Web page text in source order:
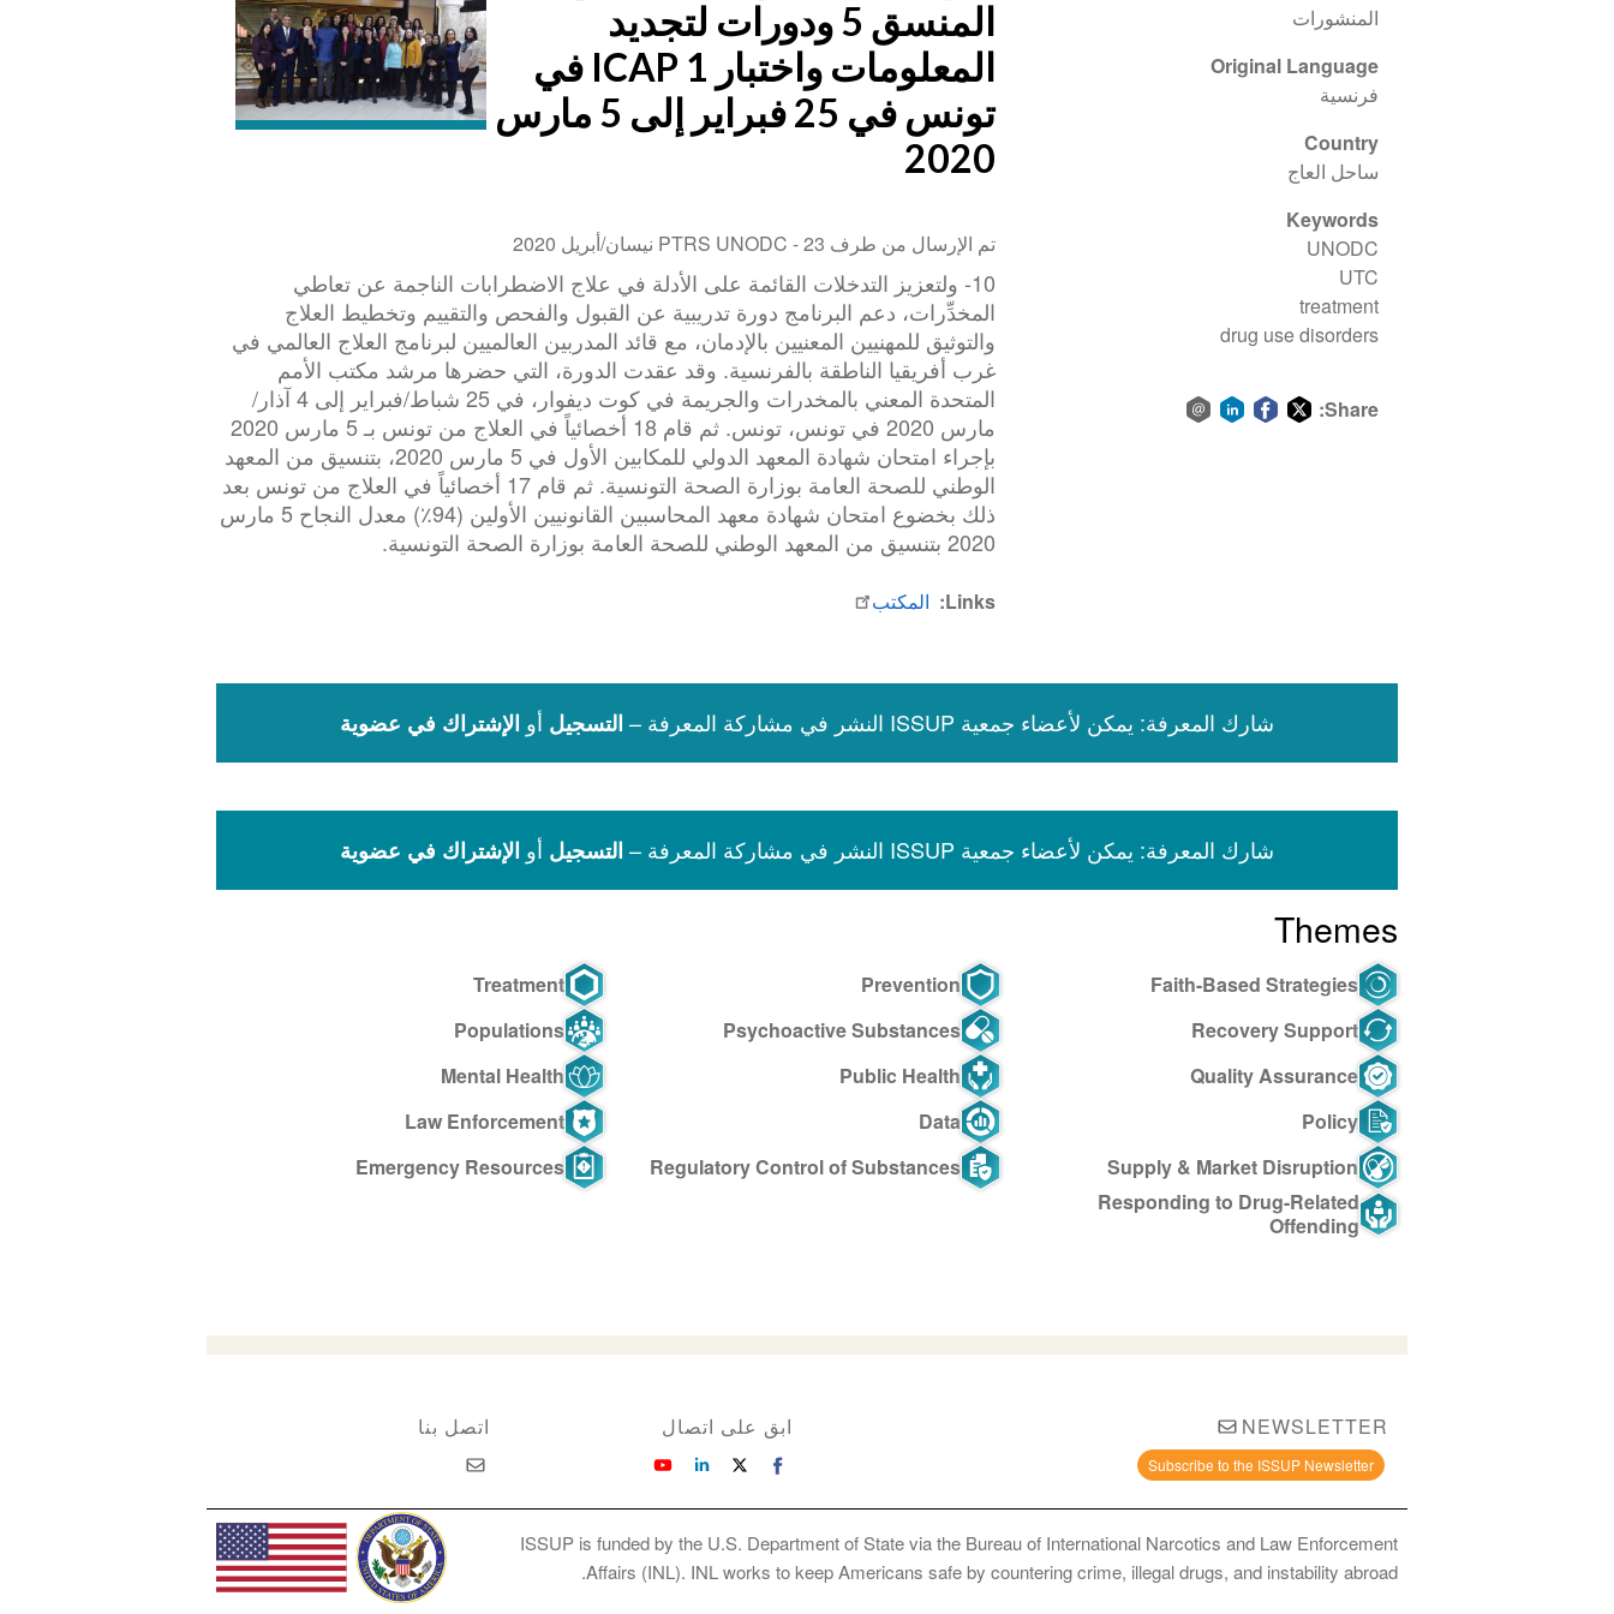
المنشورات
Original Language
فرنسية
Country
ساحل العاج
Keywords
UNODC
UTC
treatment
drug use disorders
Share:
المنسق 5 ودورات لتجديد
المعلومات واختبار ICAP 1 في
تونس في 25 فبراير إلى 5 مارس
2020
تم الإرسال من طرف PTRS UNODC - 23 نيسان/أبريل 2020
10- ولتعزيز التدخلات القائمة على الأدلة في علاج الاضطرابات الناجمة عن تعاطي
المخدِّرات، دعم البرنامج دورة تدريبية عن القبول والفحص والتقييم وتخطيط العلاج
والتوثيق للمهنيين المعنيين بالإدمان، مع قائد المدربين العالميين لبرنامج العلاج العالمي في
غرب أفريقيا الناطقة بالفرنسية. وقد عقدت الدورة، التي حضرها مرشد مكتب الأمم
المتحدة المعني بالمخدرات والجريمة في كوت ديفوار، في 25 شباط/فبراير إلى 4 آذار/
مارس 2020 في تونس، تونس. ثم قام 18 أخصائياً في العلاج من تونس بـ 5 مارس 2020
بإجراء امتحان شهادة المعهد الدولي للمكابين الأول في 5 مارس 2020، بتنسيق من المعهد
الوطني للصحة العامة بوزارة الصحة التونسية. ثم قام 17 أخصائياً في العلاج من تونس بعد
ذلك بخضوع امتحان شهادة معهد المحاسبين القانونيين الأولين (94٪) معدل النجاح 5 مارس
2020 بتنسيق من المعهد الوطني للصحة العامة بوزارة الصحة التونسية.
Links المكتب
شارك المعرفة: يمكن لأعضاء جمعية ISSUP النشر في مشاركة المعرفة – التسجيل أو الإشتراك في عضوية
شارك المعرفة: يمكن لأعضاء جمعية ISSUP النشر في مشاركة المعرفة – التسجيل أو الإشتراك في عضوية
Themes
Faith-Based Strategies
Prevention
Treatment
Recovery Support
Psychoactive Substances
Populations
Quality Assurance
Public Health
Mental Health
Policy
Data
Law Enforcement
Supply & Market Disruption
Regulatory Control of Substances
Emergency Resources
Responding to Drug-Related
Offending
اتصل بنا ابق على اتصال NEWSLETTER
Subscribe to the ISSUP Newsletter
ISSUP is funded by the U.S. Department of State via the Bureau of International Narcotics and Law Enforcement
Affairs (INL). INL works to keep Americans safe by countering crime, illegal drugs, and instability abroad.